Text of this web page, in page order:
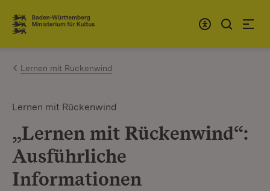
Zum Inhalt springen
Link zur Startseite
Lernen mit Rückenwind
Lernen mit Rückenwind
„Lernen mit Rückenwind“:
Ausführliche
Informationen